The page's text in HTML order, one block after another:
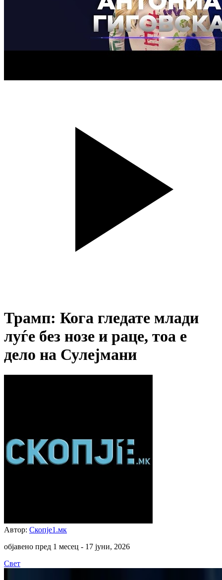
Трамп: Кога гледате млади
луѓе без нозе и раце, тоа е
дело на Сулејмани
Автор: Скопје1.мк
објавено пред 1 месец - 17 јуни, 2026
Свет